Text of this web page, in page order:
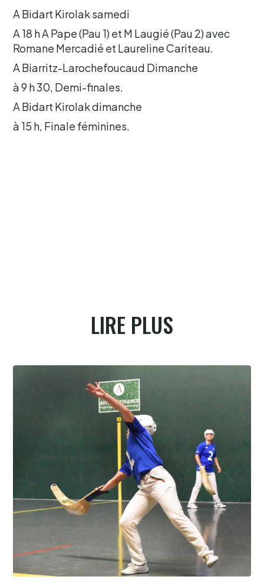
A Bidart Kirolak samedi
A 18 h A Pape (Pau 1) et M Laugié (Pau 2) avec
Romane Mercadié et Laureline Cariteau.
A Biarritz-Larochefoucaud Dimanche
à 9 h 30, Demi-finales.
A Bidart Kirolak dimanche
à 15 h, Finale féminines.
LIRE PLUS